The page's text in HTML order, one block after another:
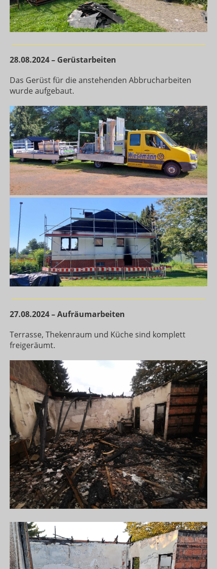
28.08.2024 – Gerüstarbeiten
Das Gerüst für die anstehenden Abbrucharbeiten
wurde aufgebaut.
27.08.2024 – Aufräumarbeiten
Terrasse, Thekenraum und Küche sind komplett
freigeräumt.